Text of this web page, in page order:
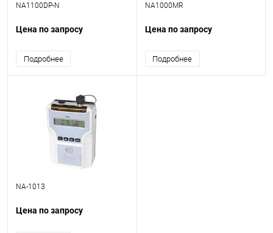
NA1100DP-N
Цена по запросу
Подробнее
NA1000MR
Цена по запросу
Подробнее
NA-1013
Цена по запросу